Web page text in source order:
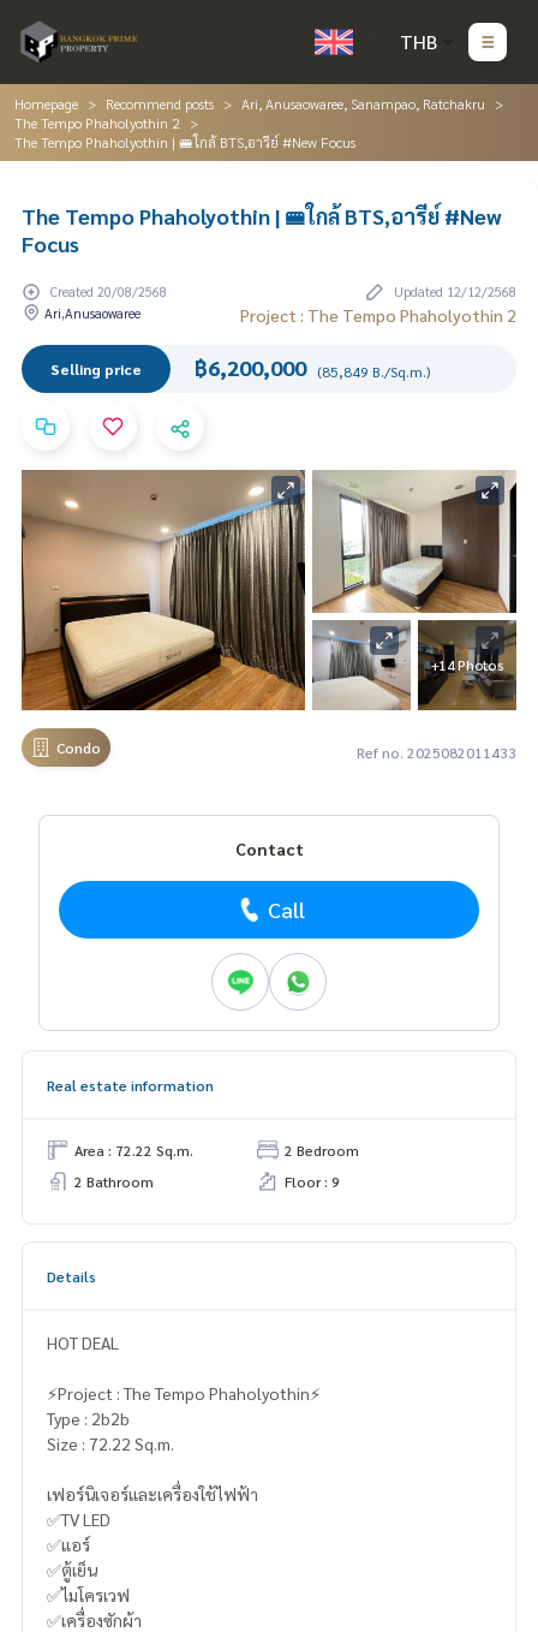
THB
Homepage Recommend posts
Ari, Anusaowaree, Sanampao, Ratchakru
The Tempo Phaholyothin 2
The Tempo Phaholyothin | 🚝ใกล้ BTS,อารีย์ #New Focus
The Tempo Phaholyothin | 🚝ใกล้ BTS,อารีย์ #New
Focus
Created 20/08/2568
Updated 12/12/2568
Ari,Anusaowaree
Project : The Tempo Phaholyothin 2
Selling price ฿6,200,000 (85,849 B./Sq.m.)
+14 Photos
Condo Ref no. 2025082011433
Contact
Call
Real estate information
Area : 72.22 Sq.m.
2 Bedroom
2 Bathroom
Floor : 9
Details
HOT DEAL
⚡️Project : The Tempo Phaholyothin⚡️
Type : 2b2b
Size : 72.22 Sq.m.
เฟอร์นิเจอร์และเครื่องใช้ไฟฟ้า
✅TV LED
✅แอร์
✅ตู้เย็น
✅ไมโครเวฟ
✅เครื่องซักผ้า